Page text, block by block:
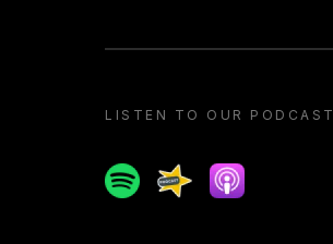
LISTEN TO OUR PODCAST
SpotifySpreakerApple podcast